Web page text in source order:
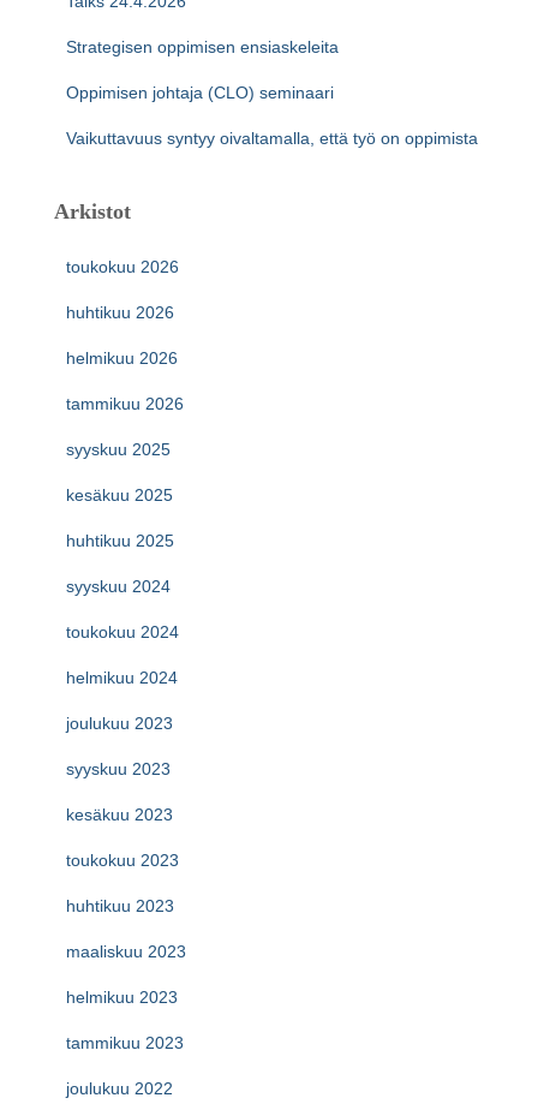
Strategisen oppimisen ensiaskeleita
Oppimisen johtaja (CLO) seminaari
Vaikuttavuus syntyy oivaltamalla, että työ on oppimista
Arkistot
toukokuu 2026
huhtikuu 2026
helmikuu 2026
tammikuu 2026
syyskuu 2025
kesäkuu 2025
huhtikuu 2025
syyskuu 2024
toukokuu 2024
helmikuu 2024
joulukuu 2023
syyskuu 2023
kesäkuu 2023
toukokuu 2023
huhtikuu 2023
maaliskuu 2023
helmikuu 2023
tammikuu 2023
joulukuu 2022